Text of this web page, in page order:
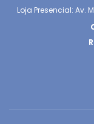
Loja Presencial: Av.